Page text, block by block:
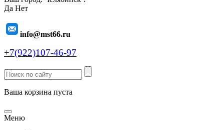
Да Нет
info@mst66.ru
+7(922)107-46-97
Ваша корзина пуста
Меню